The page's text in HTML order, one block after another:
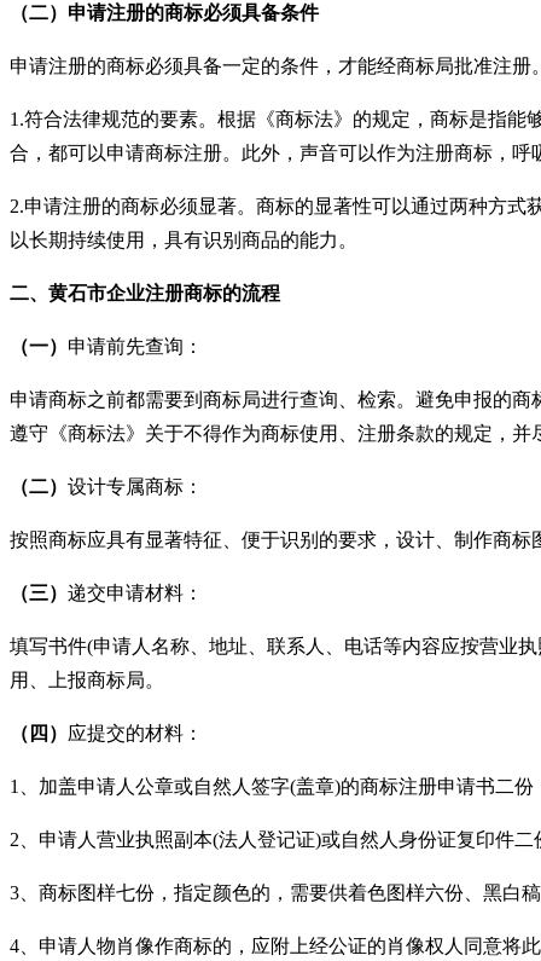
（二） 申请注册的商标必须具备条件
申请注册的商标必须具备一定的条件，才能经商标局批准注
1.符合法律规范的要素。根据《商标法》的规定，商标是指
合，都可以申请商标注册。此外，声音可以作为注册商标，
2.申请注册的商标必须显著。商标的显著性可以通过两种方
以长期持续使用，具有识别商品的能力。
二、黄石市企业注册商标的流程
（一） 申请前先查询：
申请商标之前都需要到商标局进行查询、检索。避免申报的商
遵守《商标法》关于不得作为商标使用、注册条款的规定，
（二） 设计专属商标：
按照商标应具有显著特征、便于识别的要求，设计、制作商标
（三） 递交申请材料：
填写书件(申请人名称、地址、联系人、电话等内容应按营业
用、上报商标局。
（ 四） 应提交的材料：
1、加盖申请人公章或自然人签字(盖章)的商标注册申请书二
2、申请人营业执照副本(法人登记证)或自然人身份证复印件二
3、商标图样七份，指定颜色的，需要供着色图样六份、黑白
4、申请人物肖像作商标的，应附上经公证的肖像权人同意将